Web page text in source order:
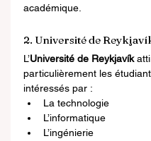
académique.
2. Université de
L’Université de Reykjavík
particulièrement les
intéressés par :
La technologie
L’informatique
L’ingénierie